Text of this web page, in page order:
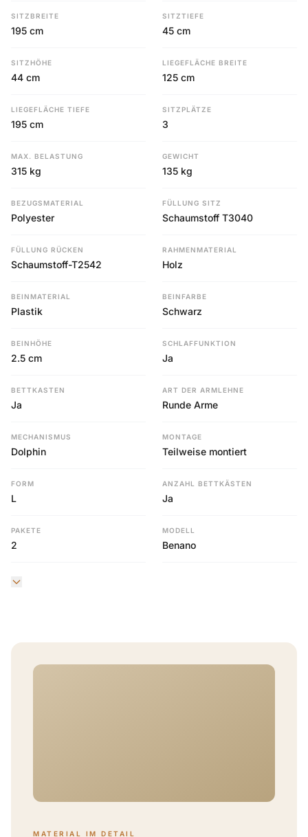
SITZBREITE
195 cm
SITZTIEFE
45 cm
SITZHÖHE
44 cm
LIEGEFLÄCHE BREITE
125 cm
LIEGEFLÄCHE TIEFE
195 cm
SITZPLÄTZE
3
MAX. BELASTUNG
315 kg
GEWICHT
135 kg
BEZUGSMATERIAL
Polyester
FÜLLUNG SITZ
Schaumstoff T3040
FÜLLUNG RÜCKEN
Schaumstoff-T2542
RAHMENMATERIAL
Holz
BEINMATERIAL
Plastik
BEINFARBE
Schwarz
BEINHÖHE
2.5 cm
SCHLAFFUNKTION
Ja
BETTKASTEN
Ja
ART DER ARMLEHNE
Runde Arme
MECHANISMUS
Dolphin
MONTAGE
Teilweise montiert
FORM
L
ANZAHL BETTKÄSTEN
Ja
PAKETE
2
MODELL
Benano
MATERIAL IM DETAIL